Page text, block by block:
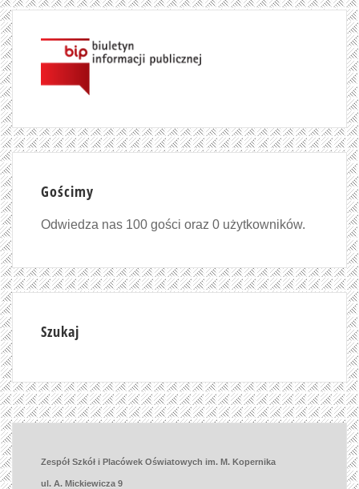
Gościmy
Odwiedza nas 100 gości oraz 0 użytkowników.
Szukaj
Zespół Szkół i Placówek Oświatowych im. M. Kopernika
ul. A. Mickiewicza 9